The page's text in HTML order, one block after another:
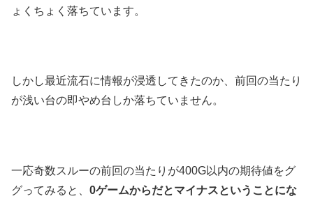
ょくちょく落ちています。
しかし最近流石に情報が浸透してきたのか、前回の当たり
が浅い台の即やめ台しか落ちていません。
一応奇数スルーの前回の当たりが400G以内の期待値をグ
グってみると、 0ゲームからだとマイナスということにな